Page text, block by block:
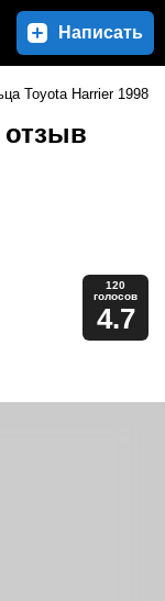
Написать
Toyota Harrier 1998
120
голосов
4.7